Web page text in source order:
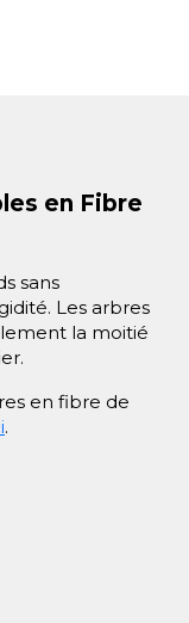
en Fibre
sans
Les arbres
la moitié
en fibre de
.